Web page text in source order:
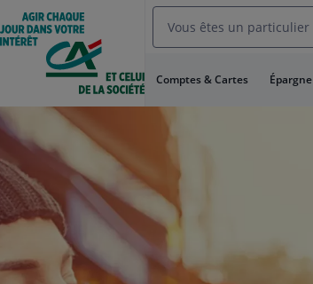
Aller
au
Menu
Aller au
Contenu
Pied
de
page
Vous êtes un particulier
Comptes & Cartes Épargne